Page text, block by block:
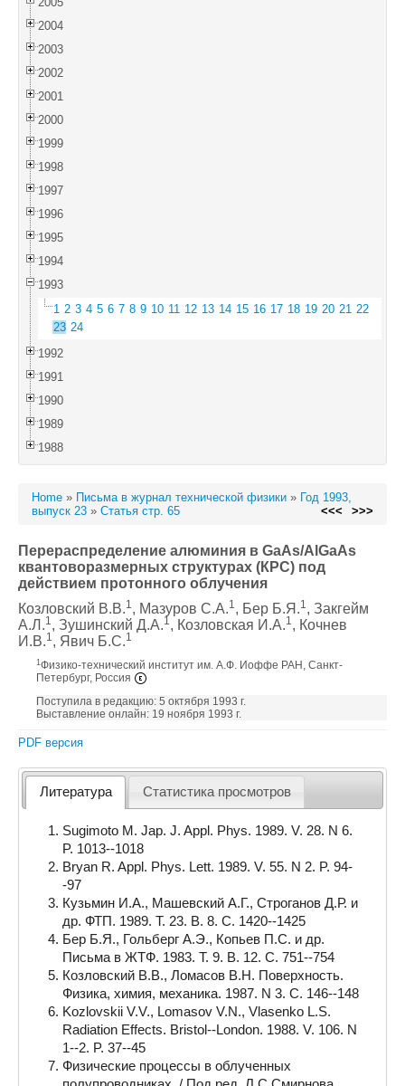
2004
2003
2002
2001
2000
1999
1998
1997
1996
1995
1994
1993
1 2 3 4 5 6 7 8 9 10 11 12 13 14 15 16 17 18 19 20 21 22
23 24
1992
1991
1990
1989
1988
Home » Письма в журнал технической физики » Год 1993,
выпуск 23 » Статья стр. 65 <<< >>>
Перераспределение алюминия в GaAs/AlGaAs
квантоворазмерных структурах (КРС) под
действием протонного облучения
Козловский В.В.1, Мазуров С.А.1, Бер Б.Я.1, Закгейм
А.Л.1, Зушинский Д.А.1, Козловская И.А.1, Кочнев
И.В.1, Явич Б.С.1
1 Физико-технический институт им. А.Ф. Иоффе РАН, Санкт-
Петербург, Россия
Поступила в редакцию: 5 октября 1993 г.
Выставление онлайн: 19 ноября 1993 г.
PDF версия
Литература Статистика просмотров
Sugimoto M. Jap. J. Appl. Phys. 1989. V. 28. N 6.
P. 1013--1018
Bryan R. Appl. Phys. Lett. 1989. V. 55. N 2. P. 94-
-97
Кузьмин И.А., Машевский А.Г., Строганов Д.Р. и
др. ФТП. 1989. Т. 23. В. 8. C. 1420--1425
Бер Б.Я., Гольберг А.Э., Копьев П.С. и др.
Письма в ЖТФ. 1983. Т. 9. В. 12. С. 751--754
Козловский В.В., Ломасов В.Н. Поверхность.
Физика, химия, механика. 1987. N 3. C. 146--148
Kozlovskii V.V., Lomasov V.N., Vlasenko L.S.
Radiation Effects. Bristol--London. 1988. V. 106. N
1--2. P. 37--45
Физические процессы в облученных